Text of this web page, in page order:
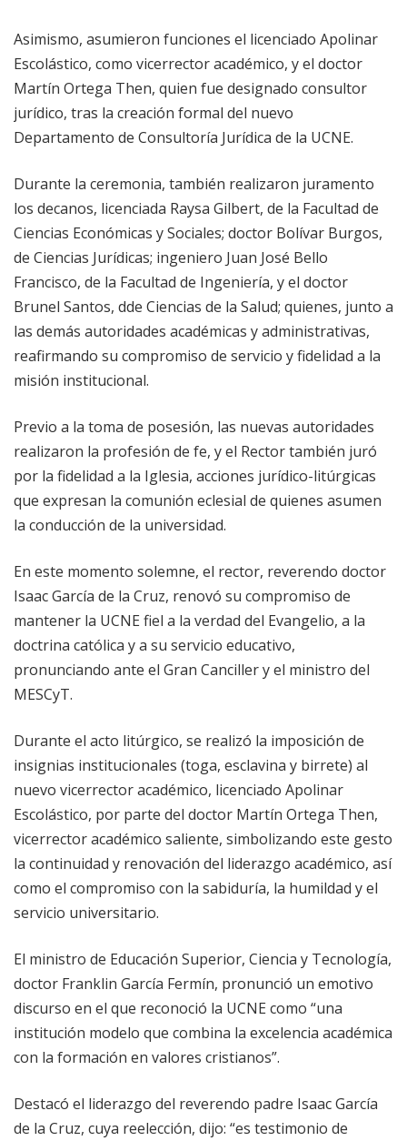
Asimismo, asumieron funciones el licenciado Apolinar
Escolástico, como vicerrector académico, y el doctor
Martín Ortega Then, quien fue designado consultor
jurídico, tras la creación formal del nuevo
Departamento de Consultoría Jurídica de la UCNE.
Durante la ceremonia, también realizaron juramento
los decanos, licenciada Raysa Gilbert, de la Facultad de
Ciencias Económicas y Sociales; doctor Bolívar Burgos,
de Ciencias Jurídicas; ingeniero Juan José Bello
Francisco, de la Facultad de Ingeniería, y el doctor
Brunel Santos, dde Ciencias de la Salud; quienes, junto a
las demás autoridades académicas y administrativas,
reafirmando su compromiso de servicio y fidelidad a la
misión institucional.
Previo a la toma de posesión, las nuevas autoridades
realizaron la profesión de fe, y el Rector también juró
por la fidelidad a la Iglesia, acciones jurídico-litúrgicas
que expresan la comunión eclesial de quienes asumen
la conducción de la universidad.
En este momento solemne, el rector, reverendo doctor
Isaac García de la Cruz, renovó su compromiso de
mantener la UCNE fiel a la verdad del Evangelio, a la
doctrina católica y a su servicio educativo,
pronunciando ante el Gran Canciller y el ministro del
MESCyT.
Durante el acto litúrgico, se realizó la imposición de
insignias institucionales (toga, esclavina y birrete) al
nuevo vicerrector académico, licenciado Apolinar
Escolástico, por parte del doctor Martín Ortega Then,
vicerrector académico saliente, simbolizando este gesto
la continuidad y renovación del liderazgo académico, así
como el compromiso con la sabiduría, la humildad y el
servicio universitario.
El ministro de Educación Superior, Ciencia y Tecnología,
doctor Franklin García Fermín, pronunció un emotivo
discurso en el que reconoció la UCNE como “una
institución modelo que combina la excelencia académica
con la formación en valores cristianos”.
Destacó el liderazgo del reverendo padre Isaac García
de la Cruz, cuya reelección, dijo: “es testimonio de